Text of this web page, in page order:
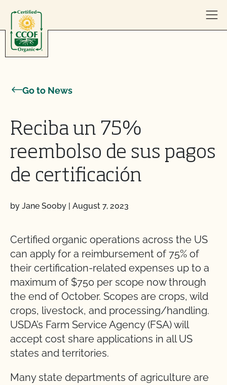
Go to News
Reciba un 75%
reembolso de sus pagos
de certificación
by Jane Sooby | August 7, 2023
Certified organic operations across the US
can apply for a reimbursement of 75% of
their certification-related expenses up to a
maximum of $750 per scope now through
the end of October. Scopes are crops, wild
crops, livestock, and processing/handling.
USDA’s Farm Service Agency (FSA) will
accept cost share applications in all US
states and territories.
Many state departments of agriculture are